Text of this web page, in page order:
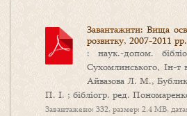
Завантажити: Вища
розвитку, 2007-2011 рр.
: наук.-допом.
Сухомлинського,
Айвазова Л. М.,
П. І. ; бібліогр. ред.
Завантажено: 332, размер: 2.4 MB,